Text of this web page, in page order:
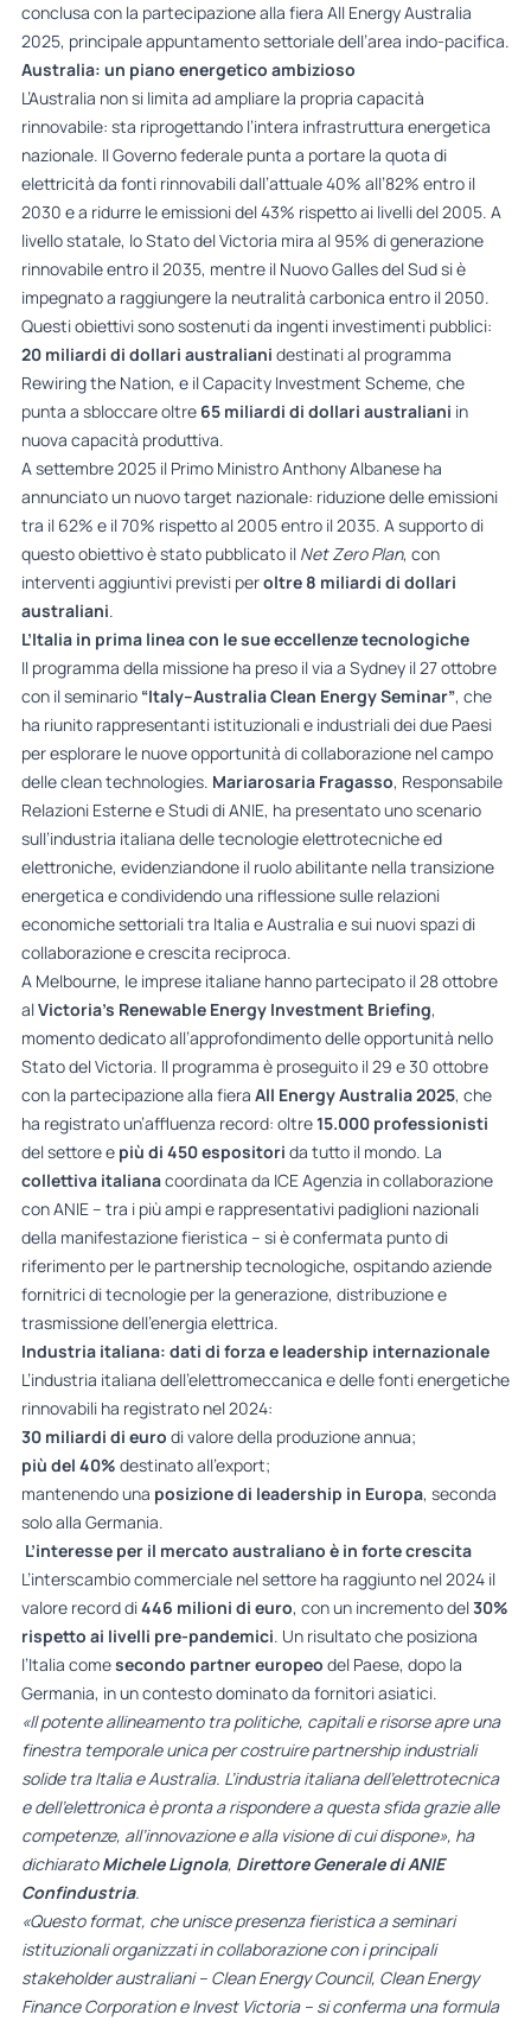
conclusa con la partecipazione alla fiera All Energy Australia
2025, principale appuntamento settoriale dell’area indo-pacifica.
Australia: un piano energetico ambizioso
L’Australia non si limita ad ampliare la propria capacità
rinnovabile: sta riprogettando l’intera infrastruttura energetica
nazionale. Il Governo federale punta a portare la quota di
elettricità da fonti rinnovabili dall’attuale 40% all’82% entro il
2030 e a ridurre le emissioni del 43% rispetto ai livelli del 2005. A
livello statale, lo Stato del Victoria mira al 95% di generazione
rinnovabile entro il 2035, mentre il Nuovo Galles del Sud si è
impegnato a raggiungere la neutralità carbonica entro il 2050.
Questi obiettivi sono sostenuti da ingenti investimenti pubblici:
20 miliardi di dollari australiani destinati al programma
Rewiring the Nation, e il Capacity Investment Scheme, che
punta a sbloccare oltre 65 miliardi di dollari australiani in
nuova capacità produttiva.
A settembre 2025 il Primo Ministro Anthony Albanese ha
annunciato un nuovo target nazionale: riduzione delle emissioni
tra il 62% e il 70% rispetto al 2005 entro il 2035. A supporto di
questo obiettivo è stato pubblicato il Net Zero Plan, con
interventi aggiuntivi previsti peroltre 8 miliardi di dollari
australiani.
L’Italia in prima linea con le sue eccellenze tecnologiche
Il programma della missione ha preso il via a Sydney il 27 ottobre
con il seminario “Italy–Australia Clean Energy Seminar”, che
ha riunito rappresentanti istituzionali e industriali dei due Paesi
per esplorare le nuove opportunità di collaborazione nel campo
delle clean technologies. Mariarosaria Fragasso, Responsabile
Relazioni Esterne e Studi di ANIE, ha presentato uno scenario
sull’industria italiana delle tecnologie elettrotecniche ed
elettroniche, evidenziandone il ruolo abilitante nella transizione
energetica e condividendo una riflessione sulle relazioni
economiche settoriali tra Italia e Australia e sui nuovi spazi di
collaborazione e crescita reciproca.
A Melbourne, le imprese italiane hanno partecipato il 28 ottobre
alVictoria’s Renewable Energy Investment Briefing,
momento dedicato all’approfondimento delle opportunità nello
Stato del Victoria. Il programma è proseguito il 29 e 30 ottobre
con la partecipazione alla fiera All Energy Australia 2025, che
ha registrato un’affluenza record: oltre15.000 professionisti
del settore e più di 450 espositori da tutto il mondo. La
collettiva italianacoordinata da ICE Agenzia in collaborazione
con ANIE – tra i più ampi e rappresentativi padiglioni nazionali
della manifestazione fieristica – si è confermata punto di
riferimento per le partnership tecnologiche, ospitando aziende
fornitrici di tecnologie per la generazione, distribuzione e
trasmissione dell’energia elettrica.
Industria italiana: dati di forza e leadership internazionale
L’industria italiana dell’elettromeccanica e delle fonti energetiche
rinnovabili ha registrato nel 2024:
30 miliardi di euro di valore della produzione annua;
più del 40% destinato all’export;
mantenendo una posizione di leadership in Europa, seconda
solo alla Germania.
L’interesse per il mercato australiano è in forte crescita
L’interscambio commerciale nel settore ha raggiunto nel 2024 il
valore record di446 milioni di euro, con un incremento del30%
rispetto ai livelli pre-pandemici. Un risultato che posiziona
l’Italia comesecondo partner europeo del Paese, dopo la
Germania, in un contesto dominato da fornitori asiatici.
«Il potente allineamento tra politiche, capitali e risorse apre una
finestra temporale unica per costruire partnership industriali
solide tra Italia e Australia. L’industria italiana dell’elettrotecnica
e dell’elettronica è pronta a rispondere a questa sfida grazie alle
competenze, all’innovazione e alla visione di cui dispone», ha
dichiaratoMichele Lignola, Direttore Generale di ANIE
Confindustria.
«Questo format, che unisce presenza fieristica a seminari
istituzionali organizzati in collaborazione con i principali
stakeholder australiani – Clean Energy Council, Clean Energy
Finance Corporation e Invest Victoria – si conferma una formula